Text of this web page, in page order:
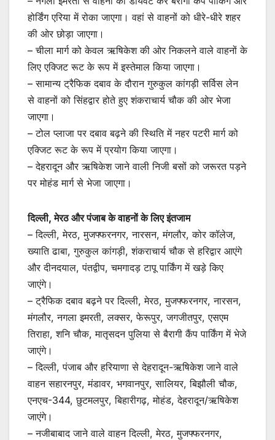
होर्डिंग एरिया में रोका जाएगा। वहां से वाहनों को धीरे-धीरे शहर
की ओर छोड़ा जाएगा।
– चीला मार्ग को केवल ऋषिकेश की ओर निकलने वाले वाहनों के
लिए एक्जिट रूट के रूप में इस्तेमाल किया जाएगा।
– सामान्य ट्रैफिक दबाव के दौरान गुरुकुल कांगड़ी सर्विस लेन
से वाहनों को सिंहद्वार होते हुए शंकराचार्य चौक की ओर भेजा
जाएगा।
– टोल प्लाजा पर दबाव बढ़ने की स्थिति में नहर पटरी मार्ग को
एक्जिट रूट के रूप में प्रयोग किया जाएगा।
– देहरादून और ऋषिकेश जाने वाली निजी बसों को जरूरत पड़ने
पर मोहंड मार्ग से भेजा जाएगा।
दिल्ली, मेरठ और पंजाब के वाहनों के लिए इंतजाम
– दिल्ली, मेरठ, मुजफ्फरनगर, नारसन, मंगलौर, कोर कॉलेज,
ख्याति ढाबा, गुरुकुल कांगड़ी, शंकराचार्य चौक से हरिद्वार आएंगे
और दीनदयाल, पंतद्वीप, चमगादड़ टापू पार्किंग में खड़े किए
जाएंगे।
– ट्रैफिक दबाव बढ़ने पर दिल्ली, मेरठ, मुजफ्फरनगर, नारसन,
मंगलौर, नगला इमरती, लक्सर, फेरूपुर, जगजीतपुर, एसएम
तिराहा, शनि चौक, मातृसदन पुलिया से बैरागी कैंप पार्किंग में भेजे
जाएंगे।
– दिल्ली, पंजाब और हरियाणा से देहरादून-ऋषिकेश जाने वाले
वाहन सहारनपुर, मंडावर, भगवानपुर, सालियर, बिझौली चौक,
एनएच-344, छुटमलपुर, बिहारीगढ़, मोहंड, देहरादून/ऋषिकेश
जाएंगे।
– नजीबाबाद जाने वाले वाहन दिल्ली, मेरठ, मुजफ्फरनगर,